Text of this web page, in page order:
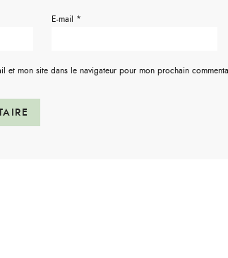
E-mail *
et mon site dans le navigateur pour mon prochain